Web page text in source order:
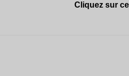
Cliquez sur